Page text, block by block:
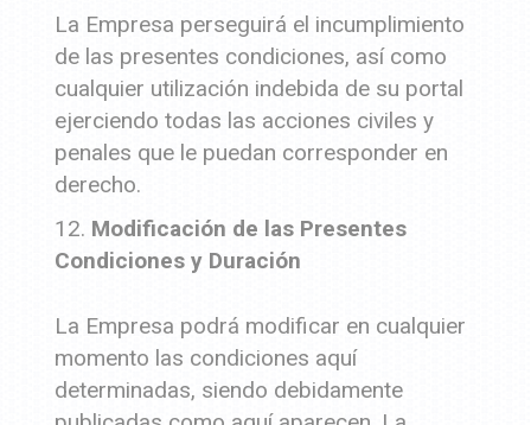
La Empresa perseguirá el incumplimiento
de las presentes condiciones, así como
cualquier utilización indebida de su portal
ejerciendo todas las acciones civiles y
penales que le puedan corresponder en
derecho.
Modificación de las Presentes
Condiciones y Duración
La Empresa podrá modificar en cualquier
momento las condiciones aquí
determinadas, siendo debidamente